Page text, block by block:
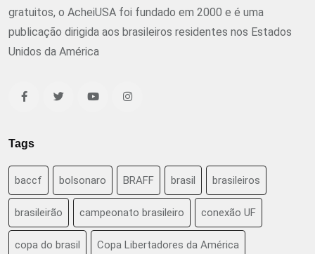
gratuitos, o AcheiUSA foi fundado em 2000 e é uma
publicação dirigida aos brasileiros residentes nos Estados
Unidos da América
Tags
baccf bolsonaro BRAFF brasil brasileiros
brasileirão campeonato brasileiro conexão UF
copa do brasil Copa Libertadores da América